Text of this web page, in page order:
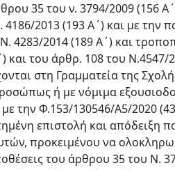
35 του ν. 3794/2009
2013 (193 Α΄) και με την
4283/2014 (189 Α΄) και
του άρθρ. 108 του Ν.4547/
στη Γραμματεία της
ή με νόμιμα
την Φ.153/130546/Α5/2020
επιστολή και απόδειξη
προκειμένου να
του άρθρου 35 του Ν.